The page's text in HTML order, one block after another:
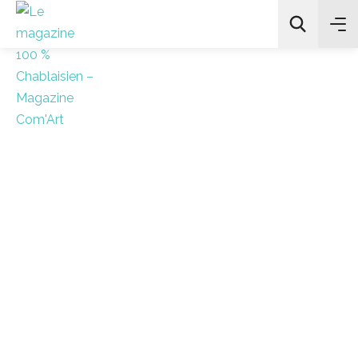
All Categories